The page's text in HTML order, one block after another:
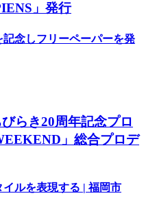
」発行
念しフリーペーパーを発
らき20周年記念プロ
」総合プロデ
ルを表現する | 福岡市